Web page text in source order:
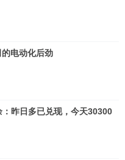
电动化后劲
：昨日多已兑现，今天30300